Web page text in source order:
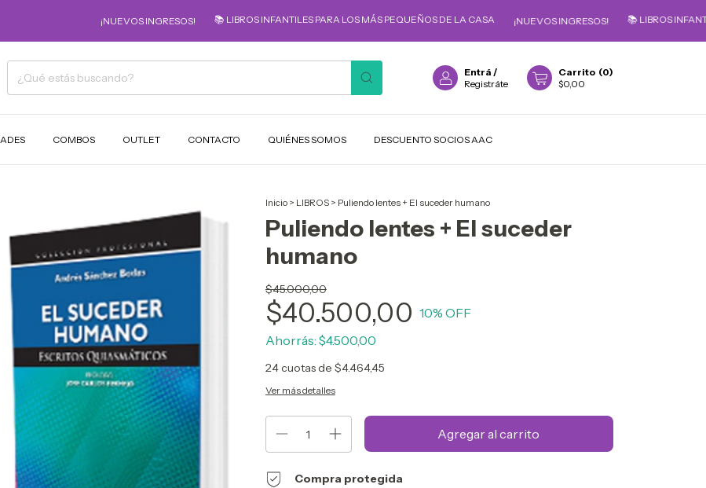
¡NUEVOS INGRESOS! 📚 LIBROS INFANTILES PARA LOS MÁS PEQUEÑOS DE LA CASA ¡NUEVOS INGRESOS! 📚 LIBROS INFANTILES
Entrá /
Registráte
Carrito (0)
$0,00
COMBOS OUTLET CONTACTO QUIÉNES SOMOS DESCUENTO SOCIOS AAC
Inicio > LIBROS > Puliendo lentes + El suceder humano
Puliendo lentes + El suceder
humano
$45.000,00
$40.500,00 10% OFF
Ahorrás: $4.500,00
24cuotas de $4.464,45
Ver más detalles
Compra protegida